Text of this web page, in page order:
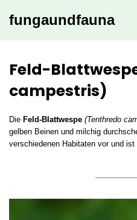
fungaundfauna
Feld-
campestris)
Die Feld-Blattwespe (Tenthredo
gelben Beinen und milchig
verschiedenen Habitaten vor und ist